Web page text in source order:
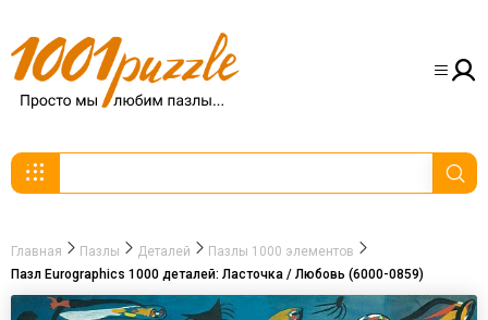
Главная Пазлы Деталей
Пазлы 1000 элементов
Пазл Eurographics 1000 деталей: Ласточка / Любовь (6000-0859)